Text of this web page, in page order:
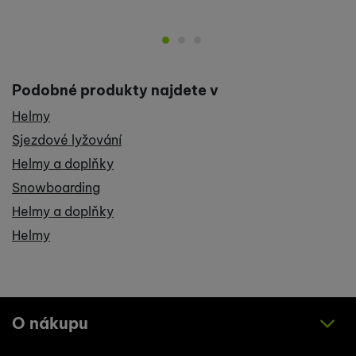
Podobné produkty najdete v
Helmy
Sjezdové lyžování
Helmy a doplňky
Snowboarding
Helmy a doplňky
Helmy
O nákupu